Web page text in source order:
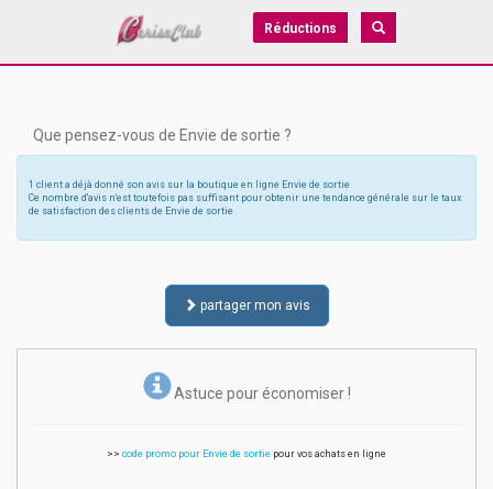
Réductions
Que pensez-vous de Envie de sortie ?
1 client a déjà donné son avis sur la boutique en ligne Envie de sortie
Ce nombre d'avis n'est toutefois pas suffisant pour obtenir une tendance générale sur le taux
de satisfaction des clients de Envie de sortie
partager mon avis
Astuce pour économiser !
>> code promo pour Envie de sortie pour vos achats en ligne